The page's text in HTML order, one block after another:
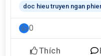
doc hieu truyen ngan
0
Thích